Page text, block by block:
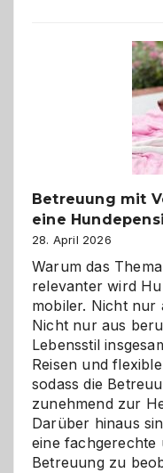
Betreuung mit
eine
28. April 2026
Warum das
relevanter wird
mobiler. Nicht nur
Nicht nur aus
Lebensstil
Reisen und
sodass die
zunehmend zur
Darüber hinaus
eine
Betreuung zu